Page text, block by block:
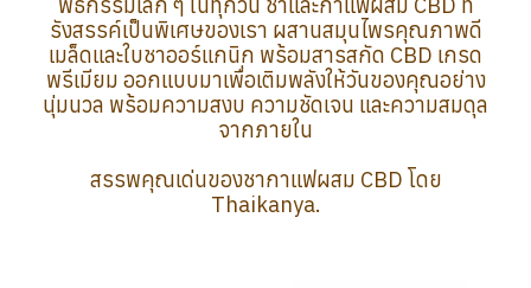
รังสรรค์เป็นพิเศษของเรา ผสานสมุนไพรคุณภาพดี
เมล็ดและใบชาออร์แกนิก พร้อมสารสกัด CBD เกรด
พรีเมียม ออกแบบมาเพื่อเติมพลังให้วันของคุณอย่าง
นุ่มนวล พร้อมความสงบ ความชัดเจน และความสมดุล
จากภายใน
สรรพคุณเด่นของชากาแฟผสม CBD โดย
Thaikanya.